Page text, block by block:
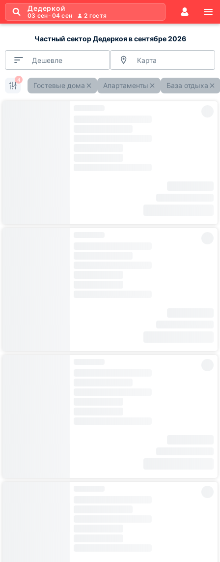
Дедеркой
03 сен- 04 сен 2 гостя
Частный сектор Дедеркоя в сентябре 2026
Дешевле Карта
Гостевые дома Апартаменты База отдыха
4